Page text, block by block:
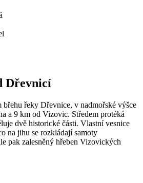
Dřevnicí
břehu řeky Dřevnice, v nadmořské výšce
a 9 km od Vizovic. Středem protéká
dvě historické části. Vlastní vesnice
na jihu se rozkládají samoty
pak zalesněný hřeben Vizovických